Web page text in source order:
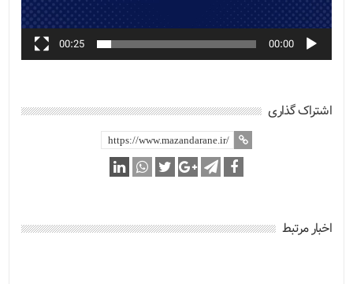
00:00
00:25
اشتراک گذاری
اخبار مرتبط